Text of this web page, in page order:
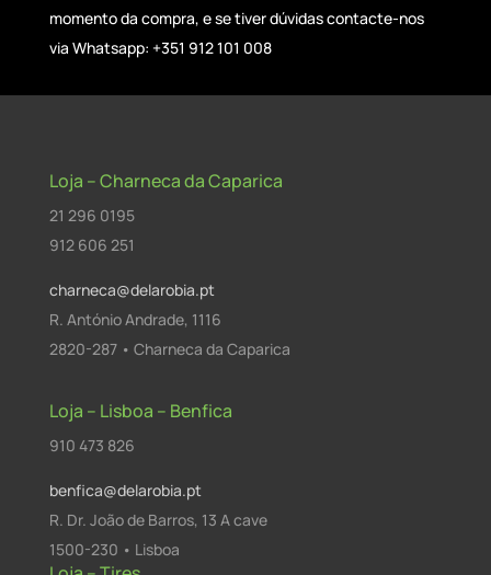
momento da compra, e se tiver dúvidas contacte-nos
via Whatsapp: +351 912 101 008
Loja – Charneca da Caparica
21 296 0195
912 606 251
charneca@delarobia.pt
R. António Andrade, 1116
2820-287 • Charneca da Caparica
Loja – Lisboa – Benfica
910 473 826
benfica@delarobia.pt
R. Dr. João de Barros, 13 A cave
1500-230 • Lisboa